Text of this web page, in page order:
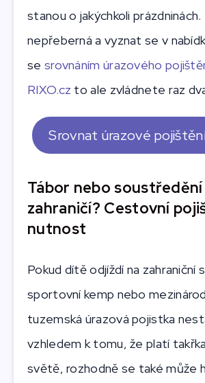
stanou o jakýchkoli prázdninách.
nepřeberná a vyznat se v
se srovnáním úrazového
RIXO.cz to ale zvládnete raz
Srovnat úrazové
Tábor nebo
zahraničí? Cestovní
nutnost
Pokud dítě odjíždí na zahraniční
sportovní kemp nebo
tuzemská úrazová pojistka
vzhledem k tomu, že platí
světě, rozhodně se také může